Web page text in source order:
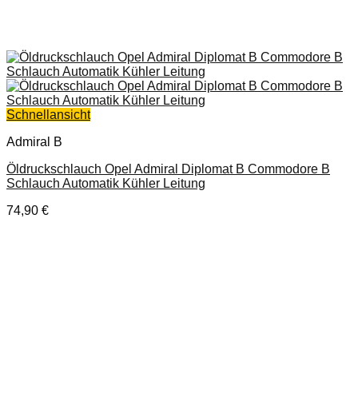
Schnellansicht
Admiral B
Öldruckschlauch Opel Admiral Diplomat B Commodore B
Schlauch Automatik Kühler Leitung
74,90 €